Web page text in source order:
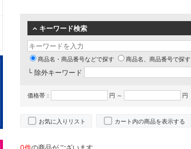
キーワード検索
商品名・商品番号などで探す 商品名、商品番号で探す
└ 除外キーワード
価格帯： 円 ～ 円
お気に入りリスト カート内の商品を表示する
0件の商品がございます。